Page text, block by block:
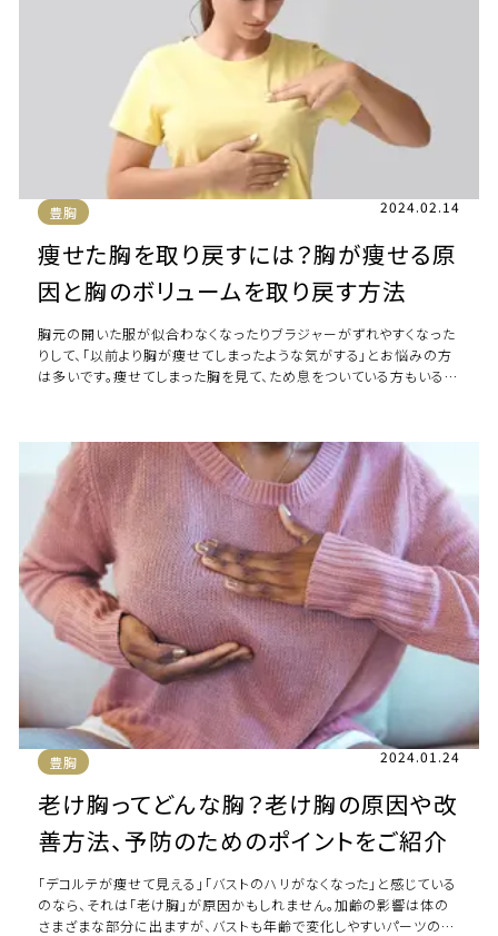
豊胸 2024.02.14
痩せた胸を取り戻すには？胸が痩せる原
因と胸のボリュームを取り戻す方法
胸元の開いた服が似合わなくなったりブラジャーがずれやすくなった
りして、「以前より胸が痩せてしまったような気がする」とお悩みの方
は多いです。痩せてしまった胸を見て、ため息をついている方もいるで
豊胸 2024.01.24
老け胸ってどんな胸？老け胸の原因や改
善方法、予防のためのポイントをご紹介
「デコルテが痩せて見える」「バストのハリがなくなった」と感じている
のなら、それは「老け胸」が原因かもしれません。加齢の影響は体の
さまざまな部分に出ますが、バストも年齢で変化しやすいパーツの一